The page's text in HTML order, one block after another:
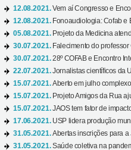
12.08.2021.Vem aí Congresso e
12.08.2021. Fonoaudiologia: Cofab e
05.08.2021. Projeto da Medicina
30.07.2021. Falecimento do
30.07.2021.28º COFAB e Encontro
22.07.2021.Jornalistas científicos da
15.07.2021.Aberto em julho
15.07.2021. Projeto Amigos da Rua
15.07.2021.JAOS tem fator de
17.06.2021. USP lidera produção
31.05.2021.Abertas inscrições para
31.05.2021.Saúde coletiva na